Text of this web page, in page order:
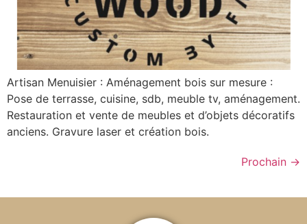
Artisan Menuisier : Aménagement bois sur mesure :
Pose de terrasse, cuisine, sdb, meuble tv, aménagement.
Restauration et vente de meubles et d’objets décoratifs
anciens. Gravure laser et création bois.
Prochain →